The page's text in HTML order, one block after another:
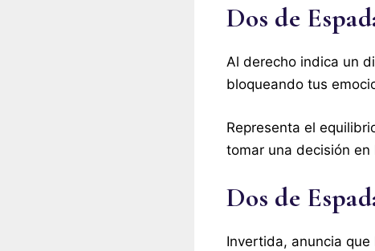
Dos de
Al derecho indica un
bloqueando tus
Representa el
tomar una decisión
Dos de
Invertida, anuncia